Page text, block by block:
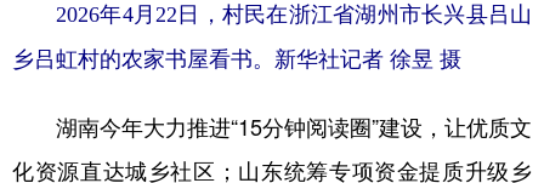
2026年4月22日，村民在浙江省湖州市长兴县吕山
乡吕虹村的农家书屋看书。新华社记者 徐昱 摄
湖南今年大力推进“15分钟阅读圈”建设，让优质文
化资源直达城乡社区；山东统筹专项资金提质升级乡